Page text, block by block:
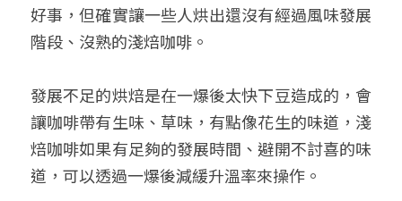
好事，但確實讓一些人烘出還沒有經過風味發展
階段、沒熟的淺焙咖啡。
發展不足的烘焙是在一爆後太快下豆造成的，會
讓咖啡帶有生味、草味，有點像花生的味道，淺
焙咖啡如果有足夠的發展時間、避開不討喜的味
道，可以透過一爆後減緩升溫率來操作。